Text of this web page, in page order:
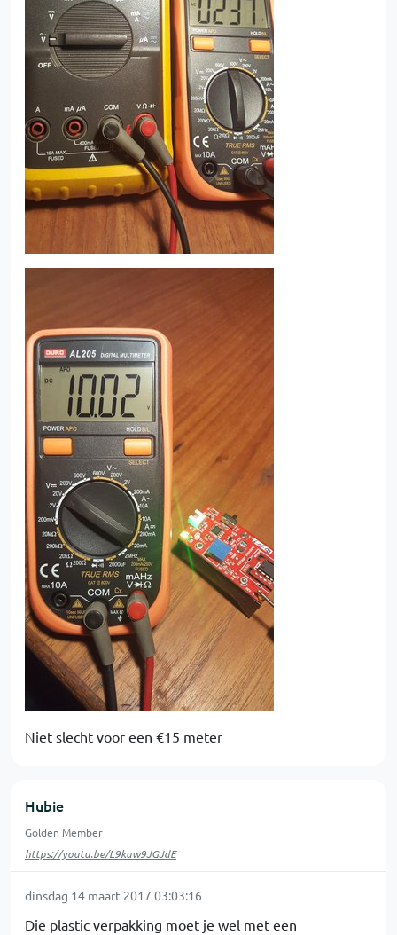
Niet slecht voor een €15 meter
Hubie
Golden Member
https://youtu.be/L9kuw9JGJdE
dinsdag 14 maart 2017 03:03:16
Die plastic verpakking moet je wel met een